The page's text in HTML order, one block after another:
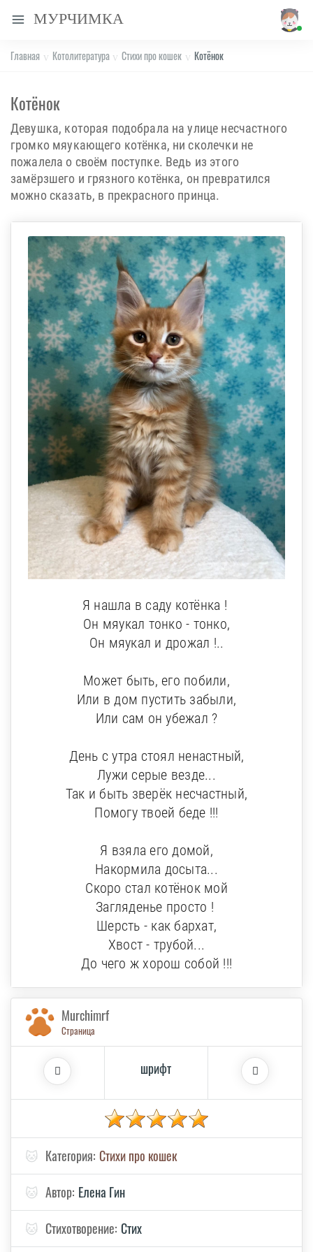
МУРЧИМКА
Главная Котолитература Стихи про кошек Котёнок
Котёнок
Девушка, которая подобрала на улице несчастного
громко мяукающего котёнка, ни сколечки не
пожалела о своём поступке. Ведь из этого
замёрзшего и грязного котёнка, он превратился
можно сказать, в прекрасного принца.
Я нашла в саду котёнка !
Он мяукал тонко - тонко,
Он мяукал и дрожал !..
Может быть, его побили,
Или в дом пустить забыли,
Или сам он убежал ?
День с утра стоял ненастный,
Лужи серые везде...
Так и быть зверёк несчастный,
Помогу твоей беде !!!
Я взяла его домой,
Накормила досыта...
Скоро стал котёнок мой
Загляденье просто !
Шерсть - как бархат,
Хвост - трубой...
До чего ж хорош собой !!!
Murchimrf
Страница
шрифт
🐱 Категория: Стихи про кошек
🐱 Автор: Елена Гин
🐱 Стихотворение: Стих